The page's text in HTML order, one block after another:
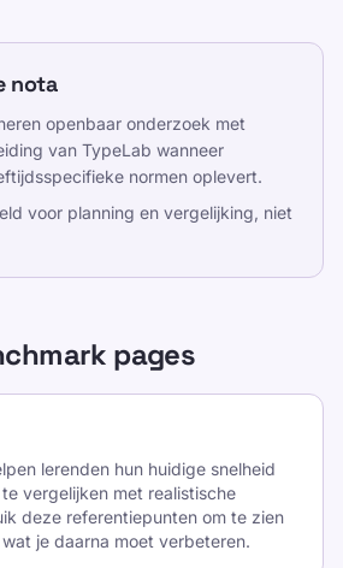
en speelse
nota
openbaar onderzoek met
van TypeLab wanneer
normen oplevert.
voor planning en vergelijking, niet
pages
lerenden hun huidige snelheid
vergelijken met realistische
deze referentiepunten om te zien
je daarna moet verbeteren.